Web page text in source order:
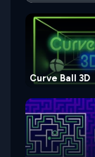
Curve Ball 3D